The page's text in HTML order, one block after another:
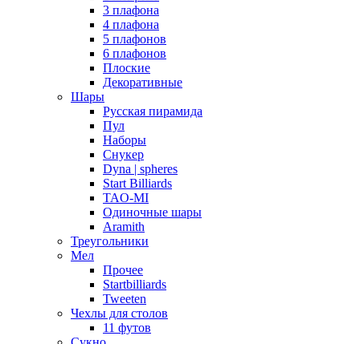
3 плафона
4 плафона
5 плафонов
6 плафонов
Плоские
Декоративные
Шары
Русская пирамида
Пул
Наборы
Снукер
Dyna | spheres
Start Billiards
TAO-MI
Одиночные шары
Aramith
Треугольники
Мел
Прочее
Startbilliards
Tweeten
Чехлы для столов
11 футов